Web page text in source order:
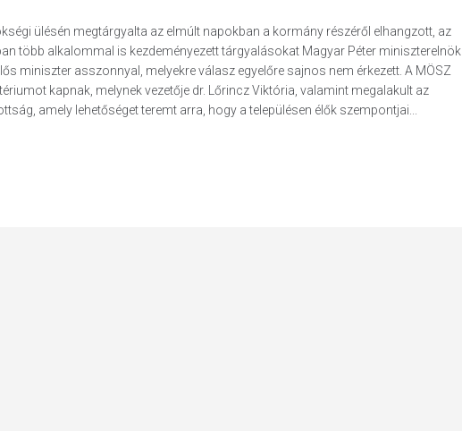
ülésén megtárgyalta az elmúlt napokban a kormány részéről elhangzott, az
több alkalommal is kezdeményezett tárgyalásokat Magyar Péter miniszterelnök
miniszter asszonnyal, melyekre válasz egyelőre sajnos nem érkezett. A MÖSZ
kapnak, melynek vezetője dr. Lőrincz Viktória, valamint megalakult az
amely lehetőséget teremt arra, hogy a településen élők szempontjai...